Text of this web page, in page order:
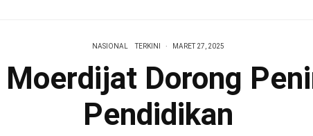
NASIONAL TERKINI · MARET 27, 2025
Dorong
Pendidikan